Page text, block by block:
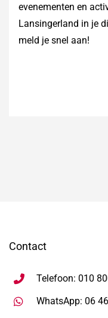
evenementen en
Lansingerland in je
meld je snel aan!
Contact
Telefoon: 010
WhatsApp: 06